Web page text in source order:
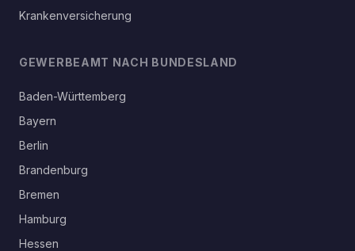
Krankenversicherung
GEWERBEAMT NACH BUNDESLAND
Baden-Württemberg
Bayern
Berlin
Brandenburg
Bremen
Hamburg
Hessen